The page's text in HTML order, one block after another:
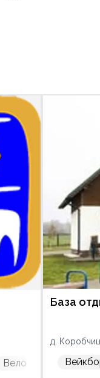
Велосипед
База
д.